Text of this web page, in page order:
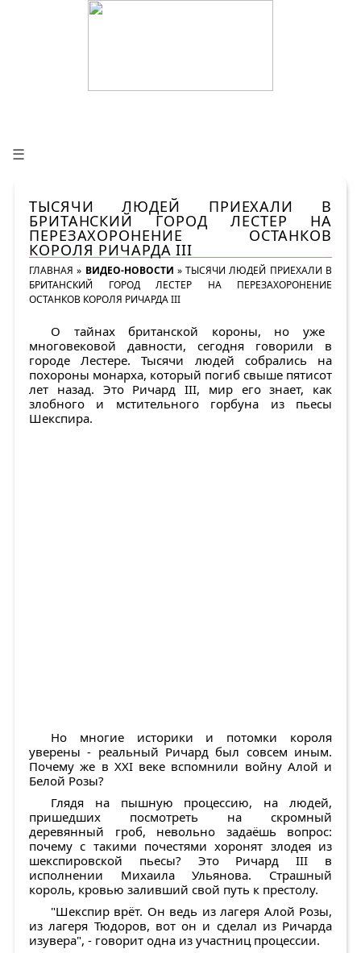
☰
ТЫСЯЧИ ЛЮДЕЙ ПРИЕХАЛИ В
БРИТАНСКИЙ ГОРОД ЛЕСТЕР НА
ПЕРЕЗАХОРОНЕНИЕ ОСТАНКОВ
КОРОЛЯ РИЧАРДА III
ГЛАВНАЯ » ВИДЕО-НОВОСТИ »ТЫСЯЧИ ЛЮДЕЙ ПРИЕХАЛИ В
БРИТАНСКИЙ ГОРОД ЛЕСТЕР НА ПЕРЕЗАХОРОНЕНИЕ
ОСТАНКОВ КОРОЛЯ РИЧАРДА III
О тайнах британской короны, но уже
многовековой давности, сегодня говорили в
городе Лестере. Тысячи людей собрались на
похороны монарха, который погиб свыше пятисот
лет назад. Это Ричард III, мир его знает, как
злобного и мстительного горбуна из пьесы
Шекспира.
Но многие историки и потомки короля
уверены - реальный Ричард был совсем иным.
Почему же в XXI веке вспомнили войну Алой и
Белой Розы?
Глядя на пышную процессию, на людей,
пришедших посмотреть на скромный
деревянный гроб, невольно задаёшь вопрос:
почему с такими почестями хоронят злодея из
шекспировской пьесы? Это Ричард III в
исполнении Михаила Ульянова. Страшный
король, кровью заливший свой путь к престолу.
"Шекспир врёт. Он ведь из лагеря Алой Розы,
из лагеря Тюдоров, вот он и сделал из Ричарда
изувера", - говорит одна из участниц процессии.